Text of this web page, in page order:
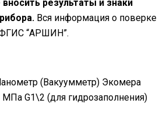
результаты и знаки
Вся информация о поверке
ФГИС “АРШИН”.
(Вакуумметр) Экомера
G1\2 (для гидрозаполнения)